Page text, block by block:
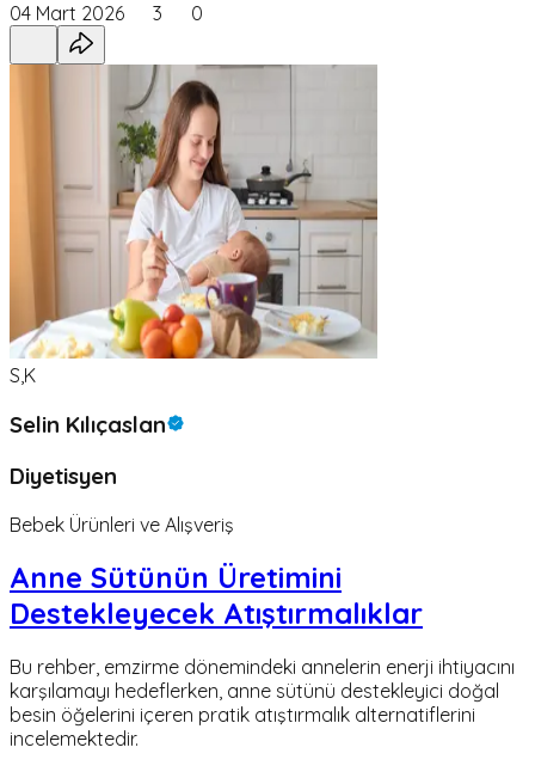
04 Mart 2026 3 0
S,K
Selin Kılıçaslan
Diyetisyen
Bebek Ürünleri ve Alışveriş
Anne Sütünün Üretimini
Destekleyecek Atıştırmalıklar
Bu rehber, emzirme dönemindeki annelerin enerji ihtiyacını
karşılamayı hedeflerken, anne sütünü destekleyici doğal
besin öğelerini içeren pratik atıştırmalık alternatiflerini
incelemektedir.